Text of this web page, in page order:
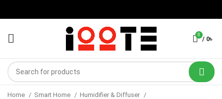
0
/ 0৳
Home Smart Home
Humidifier & Diffuser